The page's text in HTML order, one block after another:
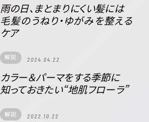
雨の日、まとまりにくい髪には
毛髪のうねり・ゆがみを整える
ケア
解説 2024.04.22
カラー＆パーマをする季節に
知っておきたい“地肌フローラ”
解説 2022.10.22